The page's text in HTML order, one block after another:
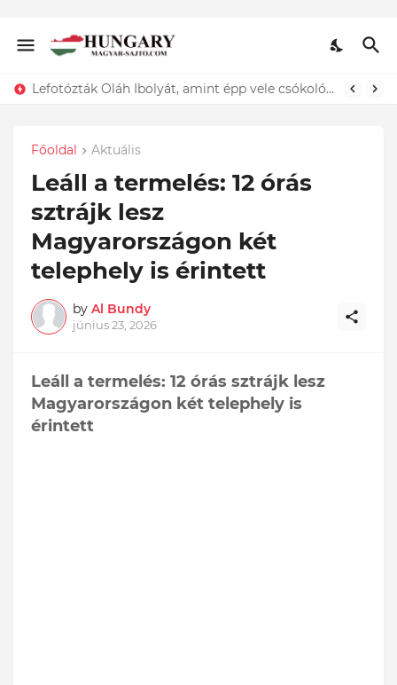
Lefotózták Oláh Ibolyát, amint épp vele csókolózik - EZT nem hiszed el, kinek a karjában kötött ki...ÍME
Főoldal Aktuális
Leáll a termelés: 12 órás
sztrájk lesz
Magyarországon két
telephely is érintett
by Al Bundy
június 23, 2026
Leáll a termelés: 12 órás sztrájk lesz
Magyarországon két telephely is
érintett